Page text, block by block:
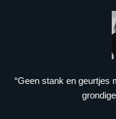
“Geen stank en geurtjes